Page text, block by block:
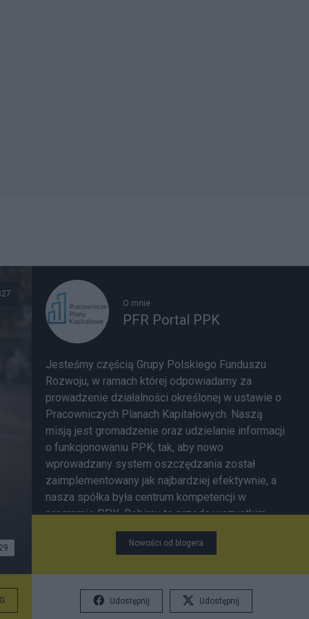
29
O mnie
PFR Portal PPK
Jesteśmy częścią Grupy Polskiego Funduszu
Rozwoju, w ramach której odpowiadamy za
prowadzenie działalności określonej w ustawie o
Pracowniczych Planach Kapitałowych. Naszą
misją jest gromadzenie oraz udzielanie informacji
o funkcjonowaniu PPK, tak, aby nowo
wprowadzany system oszczędzania został
zaimplementowany jak najbardziej efektywnie, a
nasza spółka była centrum kompetencji w
programie PPK. Robimy to przede wszystkim
poprzez prowadzenie strony www.mojeppk.pl,
jedyne oficjalne źródło informacji o
dostarczamy niezbędnych informacji
pracodawcom, pracownikom oraz instytucjom
Nowości od blogera
Udostępnij Udostępnij